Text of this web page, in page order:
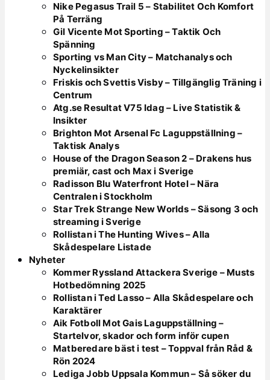
Nike Pegasus Trail 5 – Stabilitet Och Komfort
På Terräng
Gil Vicente Mot Sporting – Taktik Och
Spänning
Sporting vs Man City – Matchanalys och
Nyckelinsikter
Friskis och Svettis Visby – Tillgänglig Träning i
Centrum
Atg.se Resultat V75 Idag – Live Statistik &
Insikter
Brighton Mot Arsenal Fc Laguppställning –
Taktisk Analys
House of the Dragon Season 2 – Drakens hus
premiär, cast och Max i Sverige
Radisson Blu Waterfront Hotel – Nära
Centralen i Stockholm
Star Trek Strange New Worlds – Säsong 3 och
streaming i Sverige
Rollistan i The Hunting Wives – Alla
Skådespelare Listade
Nyheter
Kommer Ryssland Attackera Sverige – Musts
Hotbedömning 2025
Rollistan i Ted Lasso – Alla Skådespelare och
Karaktärer
Aik Fotboll Mot Gais Laguppställning –
Startelvor, skador och form inför cupen
Matberedare bäst i test – Toppval från Råd &
Rön 2024
Lediga Jobb Uppsala Kommun – Så söker du